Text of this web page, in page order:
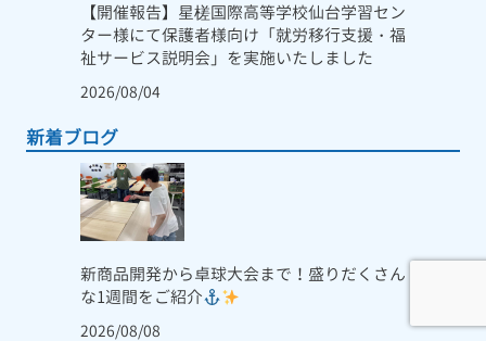
【開催報告】星槎国際高等学校仙台学習セン
ター様にて保護者様向け「就労移行支援・福
祉サービス説明会」を実施いたしました
2026/08/04
新着ブログ
新商品開発から卓球大会まで！盛りだくさん
な1週間をご紹介
2026/08/08